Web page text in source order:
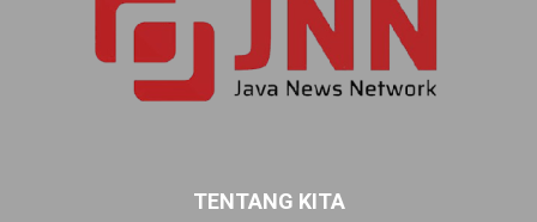
TENTANG KITA